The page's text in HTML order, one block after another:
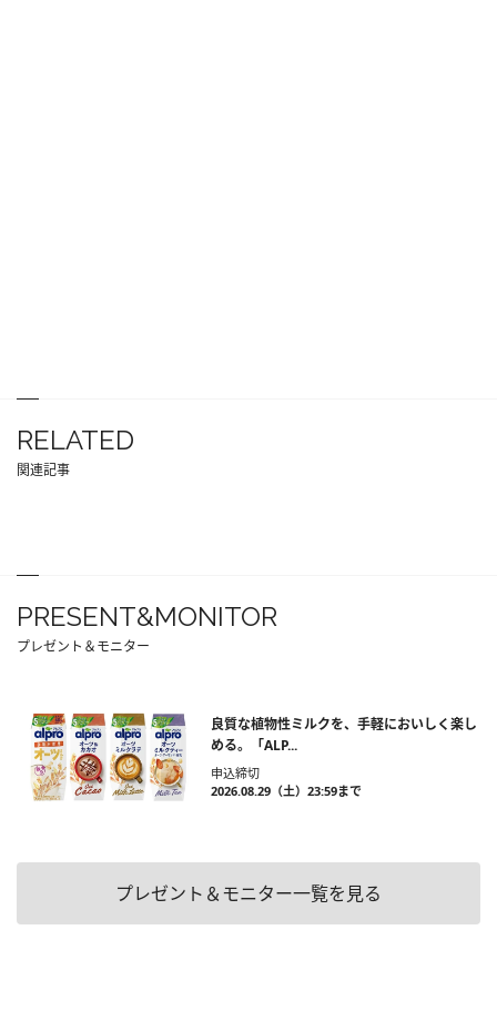
RELATED
関連記事
PRESENT&MONITOR
プレゼント＆モニター
良質な植物性ミルクを、手軽においしく楽し
める。「ALP...
申込締切
2026.08.29（土）23:59まで
プレゼント＆モニター一覧を見る